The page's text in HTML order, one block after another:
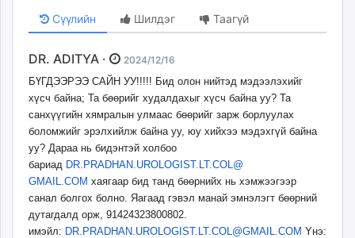
Сүүлийн Шилдэг Таагүй
DR. ADITYA ·
2024/12/16
БҮГДЭЭРЭЭ САЙН УУ!!!!! Бид олон нийтэд мэдээлэхийг
хүсч байна; Та бөөрийг худалдахыг хүсч байна уу? Та
санхүүгийн хямралын улмаас бөөрийг зарж борлуулах
боломжийг эрэлхийлж байна уу, юу хийхээ мэдэхгүй байна
уу? Дараа нь бидэнтэй холбоо
бариад DR.PRADHAN.UROLOGIST.LT.COL@
GMAIL.COM хаягаар бид танд бөөрнийх нь хэмжээгээр
санал болгох болно. Яагаад гэвэл манай эмнэлэгт бөөрний
дутагдалд орж, 91424323800802.
имэйл: DR.PRADHAN.UROLOGIST.LT.COL@GMAIL.COM Yнэ: